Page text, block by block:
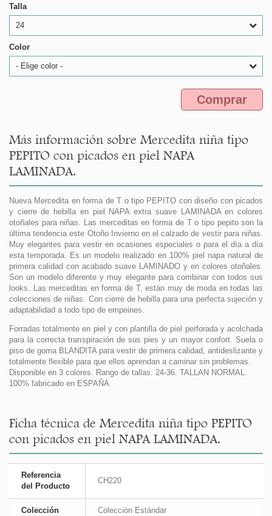
Talla
24
Color
- Elige color -
Comprar
Más información sobre Mercedita niña tipo
PEPITO con picados en piel NAPA
LAMINADA.
Nueva Mercedita en forma de T o tipo PEPITO con diseño con picados
y cierre de hebilla en piel NAPA extra suave LAMINADA en colores
otoñales para niñas. Las merceditas en forma de T o tipo pepito son la
última tendencia este Otoño Invierno en el calzado de vestir para niñas.
Muy elegantes para vestir en ocasiones especiales o para el día a día
esta temporada. Es un modelo realizado en 100% piel napa natural de
primera calidad con acabado suave LAMINADO y en colores otoñales.
Son un modelo diferente y muy elegante para combinar con todos sus
looks. Las merceditas en forma de T, están muy de moda en todas las
colecciones de niñas. Con cierre de hebilla para una perfecta sujeción y
adaptabilidad a todo tipo de empeines.
Forradas totalmente en piel y con plantilla de piel perforada y acolchada
para la correcta transpiración de sus pies y un mayor confort. Suela o
piso de goma BLANDITA para vestir de primera calidad, antideslizante y
totalmente flexible para que ellos aprendan a caminar sin problemas.
Disponible en 3 colores. Rango de tallas: 24-36. TALLAN NORMAL.
100% fabricado en ESPAÑA.
Ficha técnica de Mercedita niña tipo PEPITO
con picados en piel NAPA LAMINADA.
Referencia
del Producto
CH220
Colección Colección Estándar